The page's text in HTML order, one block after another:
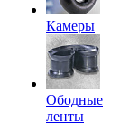
Камеры
Ободные
ленты